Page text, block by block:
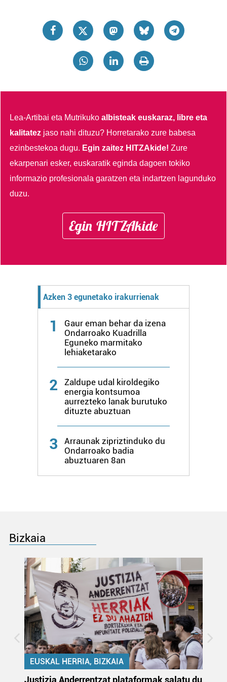
Lea-Artibai eta Mutrikukoalbisteak euskaraz, libre eta
kalitatez jaso nahi dituzu? Horretarako zure babesa
ezinbestekoa dugu. Egin zaitez HITZAkide!Zure
ekarpenari esker, euskaratik eginda dagoen tokiko
informazio profesionala garatzen eta indartzen lagunduko
duzu.
Egin HITZAkide
Azken 3 egunetako irakurrienak
1
Gaur eman behar da izena
Ondarroako Kuadrilla
Eguneko marmitako
lehiaketarako
2
Zaldupe udal kiroldegiko
energia kontsumoa
aurrezteko lanak burutuko
dituzte abuztuan
3
Arraunak zipriztinduko du
Ondarroako badia
abuztuaren 8an
Bizkaia
EUSKAL HERRIA, BIZKAIA